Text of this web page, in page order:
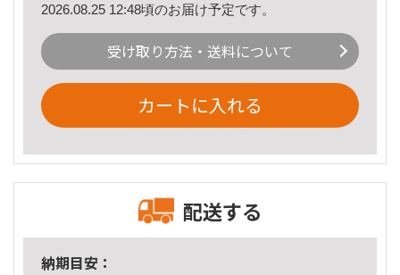
2026.08.25 12:48頃のお届け予定です。
受け取り方法・送料について
カートに入れる
配送する
納期目安：